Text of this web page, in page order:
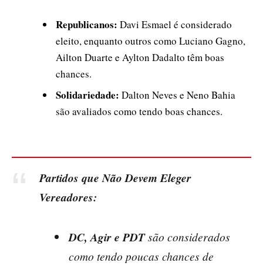
Republicanos: Davi Esmael é considerado
eleito, enquanto outros como Luciano Gagno,
Ailton Duarte e Aylton Dadalto têm boas
chances.
Solidariedade: Dalton Neves e Neno Bahia
são avaliados como tendo boas chances.
Partidos que Não Devem Eleger
Vereadores:
DC, Agir e PDTsão considerados
como tendo poucas chances de